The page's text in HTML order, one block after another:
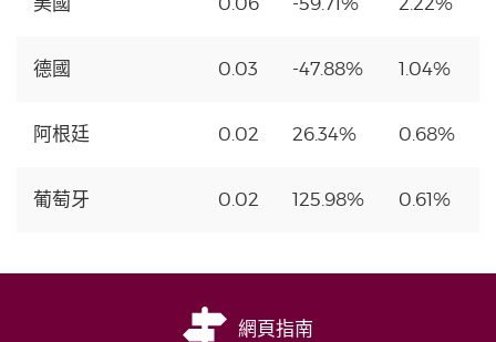
德國 0.03 -47.88% 1.04%
阿根廷 0.02 26.34% 0.68%
葡萄牙 0.02 125.98% 0.61%
網頁指南